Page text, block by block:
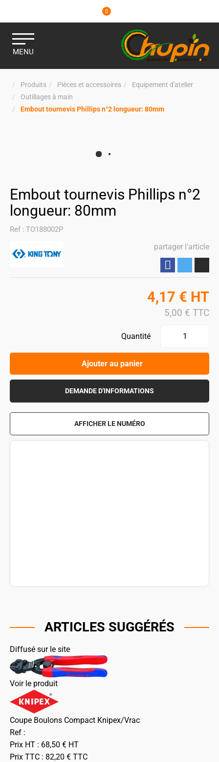
0
MENU
Produits Pièces et accessoires
Equipement d'atelier
Outillages à main
Embout tournevis Phillips n°2 longueur: 80mm
Embout tournevis Phillips n°2
longueur: 80mm
Ref : TO188002P
partager l'article
4,17 € HT
5,00 € TTC
Quantité
Ajouter au panier
DEMANDE D'INFORMATIONS
AFFICHER LE NUMÉRO
ARTICLES SUGGÉRÉS
Diffusé sur le site
Voir le produit
Coupe Boulons Compact Knipex/Vrac
Ref :
Prix HT : 68,50 € HT
Prix TTC : 82,20 € TTC